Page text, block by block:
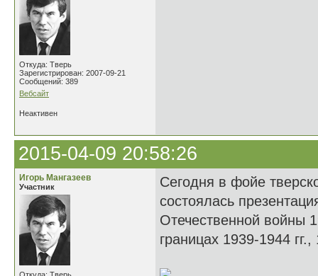
Откуда: Тверь
Зарегистрирован: 2007-09-21
Сообщений: 389
Вебсайт
Неактивен
2015-04-09 20:58:26
Игорь Мангазеев
Участник
Сегодня в фойе
состоялась
Отечественной войны
границах 1939-1944